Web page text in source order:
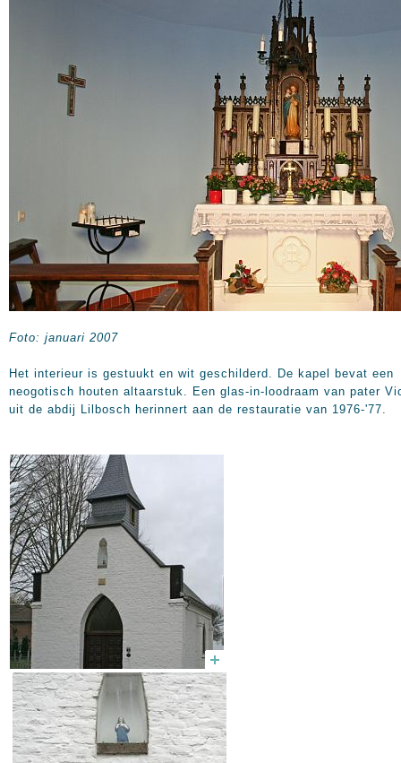
Foto: januari 2007
Het interieur is gestuukt en wit geschilderd. De kapel bevat een
neogotisch houten altaarstuk. Een glas-in-loodraam van pater
uit de abdij Lilbosch herinnert aan de restauratie van 1976-'77.